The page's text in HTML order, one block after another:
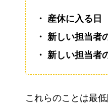
・ 産休に入る日
・ 新しい担当者
・ 新しい担当者
これらのことは最